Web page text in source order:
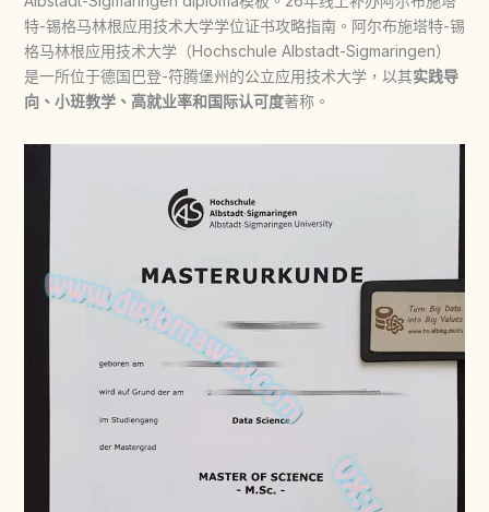
特-锡格马林根应用技术大学学位证书攻略指南。阿尔布施塔特-锡
格马林根应用技术大学（Hochschule Albstadt-Sigmaringen）
是一所位于德国巴登-符腾堡州的公立应用技术大学，以其‌实践导
向、小班教学、高就业率和国际认可度‌著称。